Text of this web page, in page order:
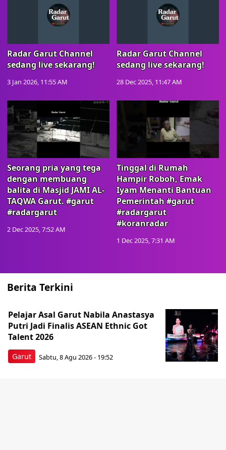
Radar Garut Channel
sedang live sekarang!
3 Jan 2026, 11:55 AM
Radar Garut Channel
sedang live sekarang!
28 Dec 2025, 11:47 AM
Seorang pria yang tega
dengan membuang
balita di Masjid JAMI AL-
TAQWA Garut. #garut
#radargarut
2 Dec 2025, 7:52 AM
Tinggal di Rumah
Hampir Roboh, Emak
Iyam Menanti Bantuan
Pemerintah #garut
#radargarut
#koranradar
1 Dec 2025, 7:31 AM
Berita Terkini
Garut
Pelajar Asal Garut Nabila Anastasya
Putri Jadi Finalis ASEAN Ethnic Got
Talent 2026
Sabtu, 8 Agu 2026 - 19:52